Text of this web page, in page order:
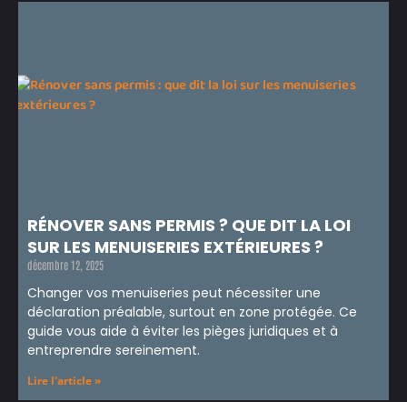
RÉNOVER SANS PERMIS ? QUE DIT LA LOI
SUR LES MENUISERIES EXTÉRIEURES ?
décembre 12, 2025
Changer vos menuiseries peut nécessiter une
déclaration préalable, surtout en zone protégée. Ce
guide vous aide à éviter les pièges juridiques et à
entreprendre sereinement.
Lire l'article »